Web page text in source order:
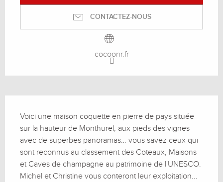
CONTACTEZ-NOUS
cocoonr.fr
Voici une maison coquette en pierre de pays située
sur la hauteur de Monthurel, aux pieds des vignes
avec de superbes panoramas… vous savez ceux qui
sont reconnus au classement des Coteaux, Maisons
et Caves de champagne au patrimoine de l'UNESCO.
Michel et Christine vous conteront leur exploitation...